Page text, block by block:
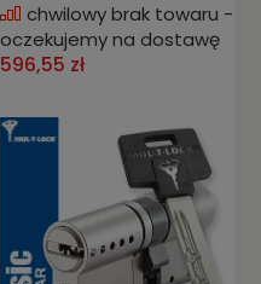
chwilowy brak towaru -
oczekujemy na dostawę
596,55 zł